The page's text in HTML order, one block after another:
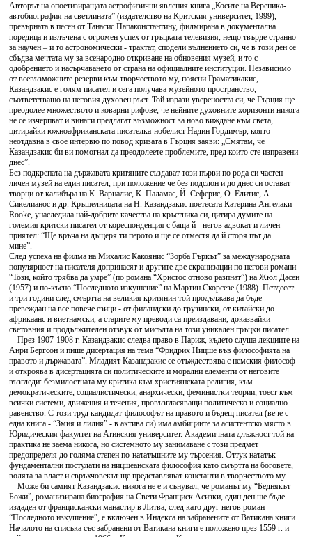
Авторът на опоетизиращата астрофизични явления книга „Косите на Вереника-
автобиография на светлината” (издателство на Критския университет, 1999),
превърната в песен от Танасис Папаконстантину, филмирана в документална
поредица и излъчена с огромен успех от гръцката телевизия, нещо твърде странно
за научен – и то астрономически - трактат, сподели вълнението си, че в този ден се
сбъдва мечтата му за всенародно откриване на обновения музей, и то с
одобрението и насърчаването от страна на официалните институции. Независимо
от всевъзможните резерви към творчеството му, поясни Граматикакис,
Казандзакис е голям писател и сега получава музейното пространство,
съответстващо на неговия духовен ръст. Той изрази увереността си, че Гърция ще
преодолее множеството и коварни рифове, че нейните духовните хоризонти никога
не се изчерпват и винаги предлагат възможност за ново виждане към света,
цитирайки южноафриканската писателка-нобелист Надин Гордимър, която
неотдавна в свое интервю по повод кризата в Гърция заяви: „Смятам, че
Казандзакис би ви помогнал да преодолеете проблемите, пред които сте изправени
днес”.
Без подкрепата на държавата критяните създават този първи по рода си частен
личен музей на един писател, при положение че без подслон и до днес си остават
творци от калибъра на К. Варналис, К. Паламас, Й. Сеферис, О. Елитис, А.
Сикелианос и др. Кръщелницата на Н. Казандзакис поетесата Катерина Ангелаки-
Rooke, унаследила най-добрите качества на кръстника си, цитира думите на
големия критски писател от кореспонденция с баща й - негов адвокат и личен
приятел: “Ще връча на дъщеря ти перото и ще се отместя да й сторя път да
мине”.
След успеха на филма на Михалис Какоянис “Зорба Гъркът” за международната
популярност на писателя допринасят и другите две екранизации по негови романи
“Този, който трябва да умре” (по романа “Христос отново разпнат”) на Жюл Дасен
(1957) и по-късно “Последното изкушение” на Мартин Скорсезе (1988). Петдесет
и три години след смъртта на великия критянин той продължава да бъде
превеждан на все повече езици - от филандски до грузински, от китайски до
африкаанс и виетнамски, а старите му преводи са преиздавани, доказвайки
световния и продължителен отзвук от мисълта на този уникален гръцки писател.
През 1907-1908 г. Казандзакис следва право в Париж, където слуша лекциите на
Анри Бергсон и пише дисертация на тема “Фридрих Ницше във философията на
правото и държавата”. Младият Казандзакис се отъждествява с немския философ
и откроява в дисертацията си политическите и морални елементи от неговите
възгледи: безмилостната му критика към християнската религия, към
демократическите, социалистически, анархически, феминистки теории, тоест към
всички системи, движения и течения, провъзгласяващи политическо и социално
равенство. С този труд кандидат-философът на правото и бъдещ писател (вече с
една книга - “Змия и лилия” - в актива си) има амбициите за асистентско място в
Юридическия факултет на Атинския университет. Академичната длъжност той на
практика не заема никога, но системното му занимаване с този предмет
предопределя до голяма степен по-нататъшните му търсения. Оттук нататък
фундаментални постулати на ницшеанската философия като смъртта на боговете,
волята за власт и свръхчовекът ще представляват константи в творчеството му.
Може би самият Казандзакис никога не е и сънувал, че романът му “Беднякът
Божи”, романизирана биография на Свети Франциск Асизки, един ден ще бъде
издаден от францискански манастир в Литва, след като друг негов роман -
“Последното изкушение”, е включен в Индекса на забранените от Ватикана книги.
Началото на списъка със забранени от Ватикана книги е положено през 1559 г. и